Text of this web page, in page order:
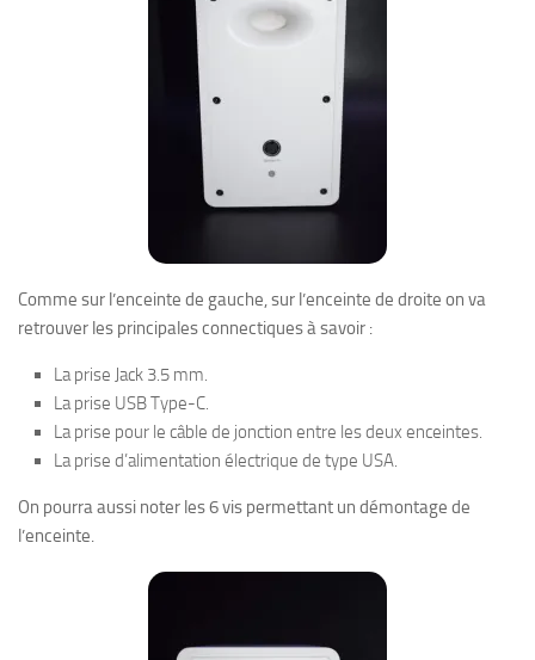
Comme sur l’enceinte de gauche, sur l’enceinte de droite on va
retrouver les principales connectiques à savoir :
La prise Jack 3.5 mm.
La prise USB Type-C.
La prise pour le câble de jonction entre les deux enceintes.
La prise d’alimentation électrique de type USA.
On pourra aussi noter les 6 vis permettant un démontage de
l’enceinte.